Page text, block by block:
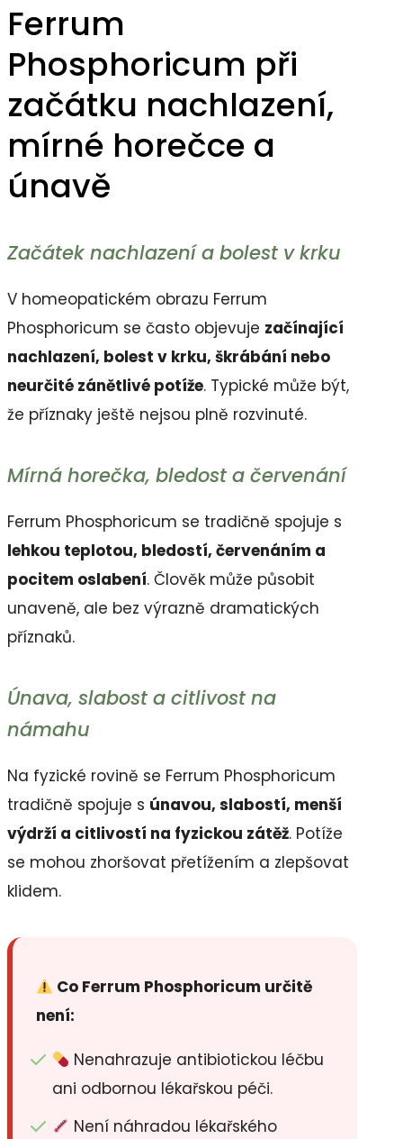
Ferrum
Phosphoricum při
začátku nachlazení,
mírné horečce a
únavě
Začátek nachlazení a bolest v krku
V homeopatickém obrazu Ferrum
Phosphoricum se často objevuje začínající
nachlazení, bolest v krku, škrábání nebo
neurčité zánětlivé potíže. Typické může být,
že příznaky ještě nejsou plně rozvinuté.
Mírná horečka, bledost a červenání
Ferrum Phosphoricum se tradičně spojuje s
lehkou teplotou, bledostí, červenáním a
pocitem oslabení. Člověk může působit
unaveně, ale bez výrazně dramatických
příznaků.
Únava, slabost a citlivost na
námahu
Na fyzické rovině se Ferrum Phosphoricum
tradičně spojuje s únavou, slabostí, menší
výdrží a citlivostí na fyzickou zátěž. Potíže
se mohou zhoršovat přetížením a zlepšovat
klidem.
Co Ferrum Phosphoricum určitě
není:
Nenahrazuje antibiotickou léčbu
ani odbornou lékařskou péči.
Není náhradou lékařského